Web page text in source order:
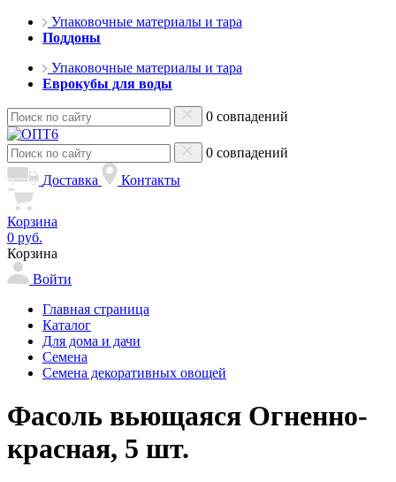
Упаковочные материалы и тара
Поддоны
Упаковочные материалы и тара
Еврокубы для воды
0 совпадений
0 совпадений
Доставка
Контакты
Корзина
0 руб.
Корзина
Войти
Главная страница
Каталог
Для дома и дачи
Семена
Семена декоративных овощей
Фасоль вьющаяся Огненно-
красная, 5 шт.